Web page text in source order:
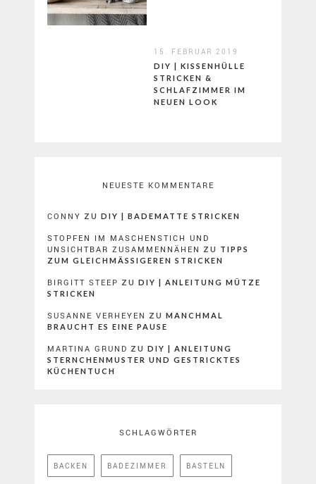
15. FEBRUAR 2019
DIY | KISSENHÜLLE
STRICKEN &
SCHLAFZIMMER IM
NEUEN LOOK
NEUESTE KOMMENTARE
CONNY ZU DIY | BADEMATTE STRICKEN
STOPFEN IM MASCHENSTICH UND
UNSICHTBAR ZUSAMMENNÄHEN
ZU TIPPS
ZUM GLEICHMÄSSIGEREN STRICKEN
BIRGITT STEEP ZU DIY | ANLEITUNG MÜTZE
STRICKEN
SUSANNE VERHEYEN ZU MANCHMAL
BRAUCHT ES EINE PAUSE
MARTINA GRUND ZU DIY | ANLEITUNG
STERNCHENMUSTER UND GESTRICKTES
KÜCHENTUCH
SCHLAGWÖRTER
BACKEN BADEZIMMER BASTELN